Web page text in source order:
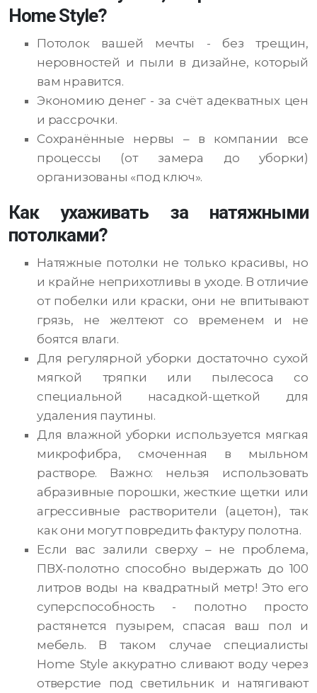
Home Style?
Потолок вашей мечты - без трещин,
неровностей и пыли в дизайне, который
вам нравится.
Экономию денег - за счёт адекватных цен
и рассрочки.
Сохранённые нервы – в компании все
процессы (от замера до уборки)
организованы «под ключ».
Как ухаживать за натяжными
потолками?
Натяжные потолки не только красивы, но
и крайне неприхотливы в уходе. В отличие
от побелки или краски, они не впитывают
грязь, не желтеют со временем и не
боятся влаги.
Для регулярной уборки достаточно сухой
мягкой тряпки или пылесоса со
специальной насадкой-щеткой для
удаления паутины.
Для влажной уборки используется мягкая
микрофибра, смоченная в мыльном
растворе. Важно: нельзя использовать
абразивные порошки, жесткие щетки или
агрессивные растворители (ацетон), так
как они могут повредить фактуру полотна.
Если вас залили сверху – не проблема,
ПВХ-полотно способно выдержать до 100
литров воды на квадратный метр! Это его
суперспособность - полотно просто
растянется пузырем, спасая ваш пол и
мебель. В таком случае специалисты
Home Style аккуратно сливают воду через
отверстие под светильник и натягивают